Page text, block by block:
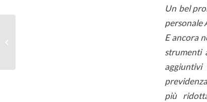
Un bel
personale
E ancora
strumenti
più